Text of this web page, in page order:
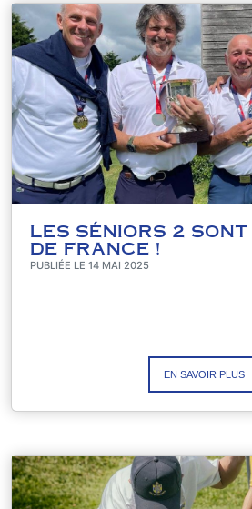
LES SÉNIORS 2
DE FRANCE !
PUBLIÉE LE 14 MAI 2025
EN SAVOIR PLUS